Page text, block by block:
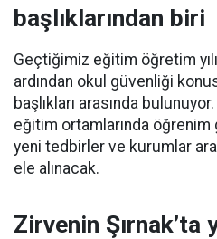
başlıklarından biri
Geçtiğimiz eğitim öğretim
ardından okul güvenliği
başlıkları arasında
eğitim ortamlarında öğrenim
yeni tedbirler ve kurumlar
ele alınacak.
Zirvenin Şırnak’ta